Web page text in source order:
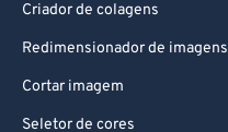
Criador de colagens
Redimensionador de imagens
Cortar imagem
Seletor de cores